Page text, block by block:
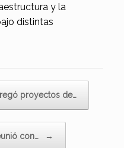
y la
distintas
proyectos de…
con… →